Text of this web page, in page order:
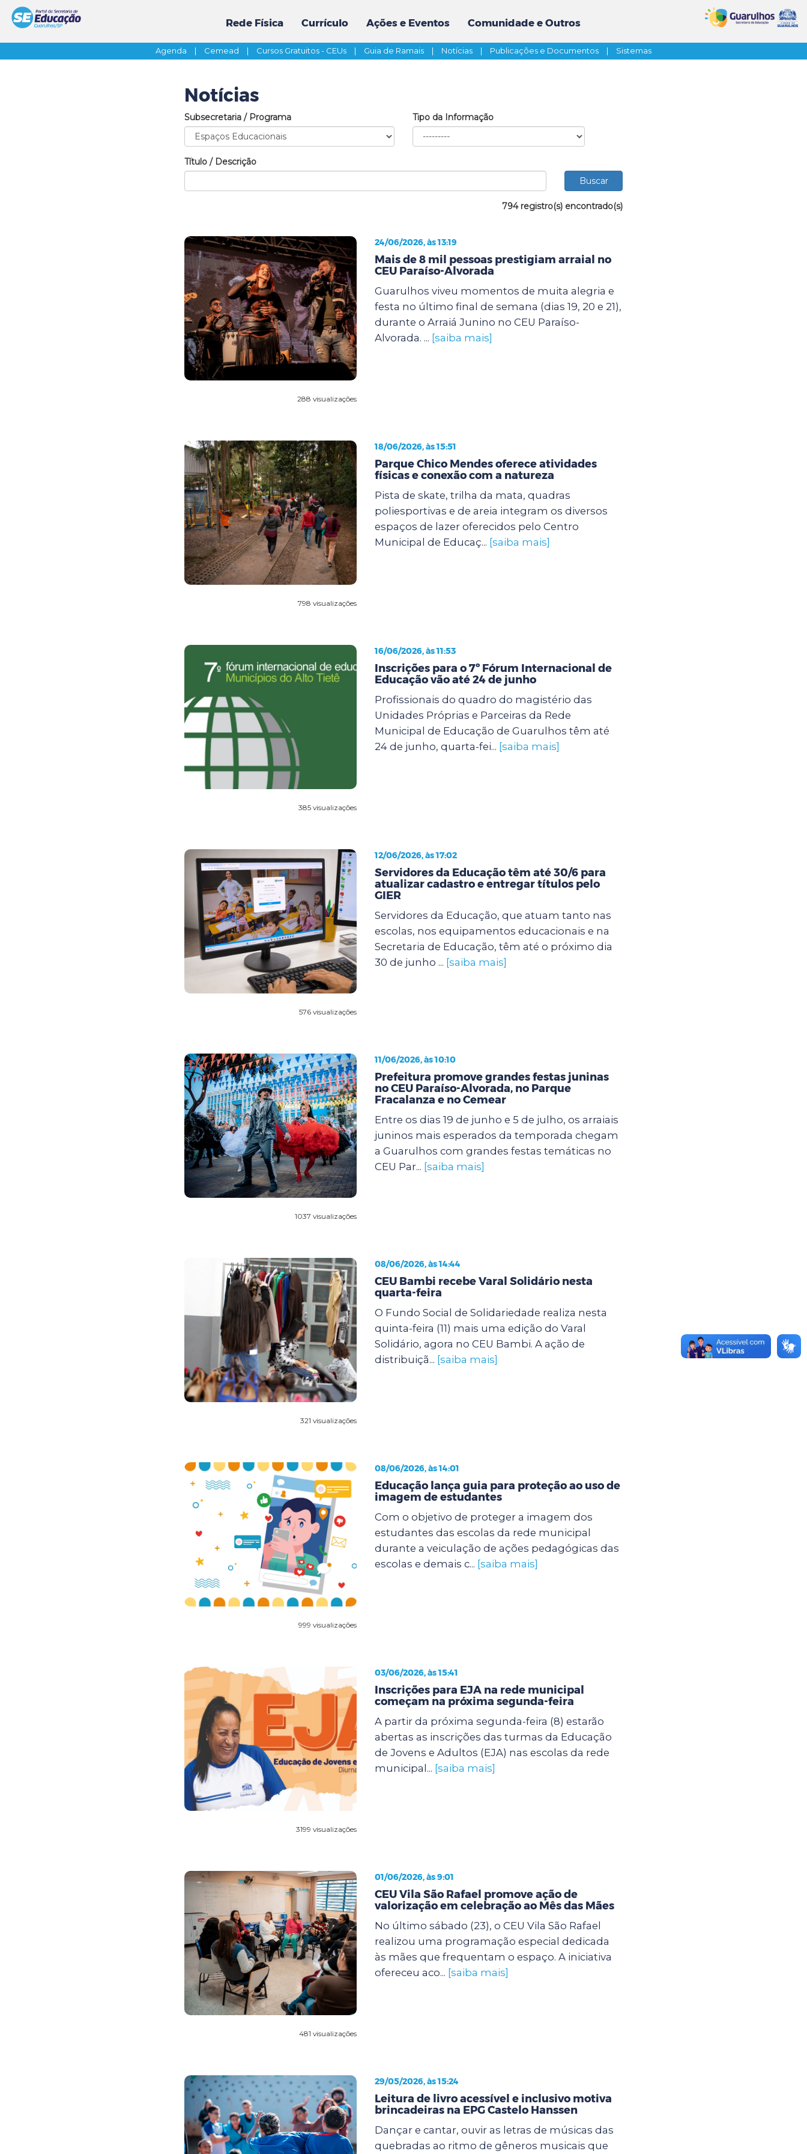
Rede Física Currículo Ações e Eventos Comunidade e Outros
Agenda | Cemead | Cursos Gratuitos - CEUs | Guia de Ramais | Notícias | Publicações e Documentos | Sistemas
Notícias
Subsecretaria / Programa Tipo da Informação
Título / Descrição
794 registro(s) encontrado(s)
288 visualizações
24/06/2026, às 13:19
Mais de 8 mil pessoas prestigiam arraial no
CEU Paraíso-Alvorada
Guarulhos viveu momentos de muita alegria e
festa no último final de semana (dias 19, 20 e 21),
durante o Arraiá Junino no CEU Paraíso-
Alvorada. ... [saiba mais]
798 visualizações
18/06/2026, às 15:51
Parque Chico Mendes oferece atividades
físicas e conexão com a natureza
Pista de skate, trilha da mata, quadras
poliesportivas e de areia integram os diversos
espaços de lazer oferecidos pelo Centro
Municipal de Educaç... [saiba mais]
385 visualizações
16/06/2026, às 11:53
Inscrições para o 7º Fórum Internacional de
Educação vão até 24 de junho
Profissionais do quadro do magistério das
Unidades Próprias e Parceiras da Rede
Municipal de Educação de Guarulhos têm até
24 de junho, quarta-fei... [saiba mais]
576 visualizações
12/06/2026, às 17:02
Servidores da Educação têm até 30/6 para
atualizar cadastro e entregar títulos pelo
GIER
Servidores da Educação, que atuam tanto nas
escolas, nos equipamentos educacionais e na
Secretaria de Educação, têm até o próximo dia
30 de junho ... [saiba mais]
1037 visualizações
11/06/2026, às 10:10
Prefeitura promove grandes festas juninas
no CEU Paraíso-Alvorada, no Parque
Fracalanza e no Cemear
Entre os dias 19 de junho e 5 de julho, os arraiais
juninos mais esperados da temporada chegam
a Guarulhos com grandes festas temáticas no
CEU Par... [saiba mais]
321 visualizações
08/06/2026, às 14:44
CEU Bambi recebe Varal Solidário nesta
quarta-feira
O Fundo Social de Solidariedade realiza nesta
quinta-feira (11) mais uma edição do Varal
Solidário, agora no CEU Bambi. A ação de
distribuiçã... [saiba mais]
999 visualizações
08/06/2026, às 14:01
Educação lança guia para proteção ao uso de
imagem de estudantes
Com o objetivo de proteger a imagem dos
estudantes das escolas da rede municipal
durante a veiculação de ações pedagógicas das
escolas e demais c... [saiba mais]
3199 visualizações
03/06/2026, às 15:41
Inscrições para EJA na rede municipal
começam na próxima segunda-feira
A partir da próxima segunda-feira (8) estarão
abertas as inscrições das turmas da Educação
de Jovens e Adultos (EJA) nas escolas da rede
municipal... [saiba mais]
481 visualizações
01/06/2026, às 9:01
CEU Vila São Rafael promove ação de
valorização em celebração ao Mês das Mães
No último sábado (23), o CEU Vila São Rafael
realizou uma programação especial dedicada
às mães que frequentam o espaço. A iniciativa
ofereceu aco... [saiba mais]
29/05/2026, às 15:24
Leitura de livro acessível e inclusivo motiva
brincadeiras na EPG Castelo Hanssen
Dançar e cantar, ouvir as letras de músicas das
quebradas ao ritmo de gêneros musicais que